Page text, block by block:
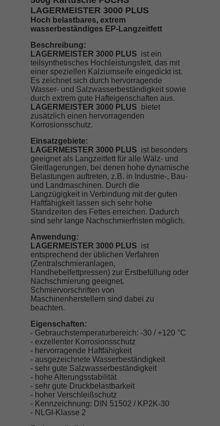
LAGERMEISTER 3000 PLUS
Hoch belastbares, extrem
wasserbeständiges EP-Langzeitfett
Beschreibung:
LAGERMEISTER 3000 PLUS ist ein
teilsynthetisches Hochleistungsfett, das mit
einer speziellen Kalziumseife eingedickt ist.
Es zeichnet sich durch hervorragende
Wasser- und Salzwasserbeständigkeit sowie
durch extrem gute Hafteigenschaften aus.
LAGERMEISTER 3000 PLUS bietet
zusätzlich einen hervorragenden
Korrosionsschutz.
Einsatzgebiete:
LAGERMEISTER 3000 PLUS ist besonders
geeignet als Langzeitfett für alle Wälz- und
Gleitlagerungen, bei denen hohe dynamische
Belastungen auftreten, z.B. in Industrie-, Bau-
und Landmaschinen. Durch die
Langzügigkeit in Verbindung mit der guten
Haftfähigkeit lassen sich sehr hohe
Standzeiten des Fettes erreichen. Dadurch
sind sehr lange Nachschmierfristen möglich.
Anwendung:
LAGERMEISTER 3000 PLUS ist
entsprechend der üblichen Verfahren
(Zentralschmieranlagen,
Handhebelfettpressen) zur Erstbefüllung oder
Nachschmierung geeignet.
Schmiervorschriften von
Maschinenherstellern sind dabei zu
beachten.
Eigenschaften:
- Gebrauchstemperaturbereich: -30 / +120 °C
- exzellenter Korrosionsschutz
- hervorragende Haftfähigkeit
- ausgezeichnete Wasserbeständigkeit
- sehr gute Salzwasserbeständigkeit
- hohe Alterungsstabilität
- sehr gute Druckbelastbarkeit
- hoher Verschleißschutz
- Kennzeichnung: DIN 51502 / KP2K-30
- NLGI-Klasse 2